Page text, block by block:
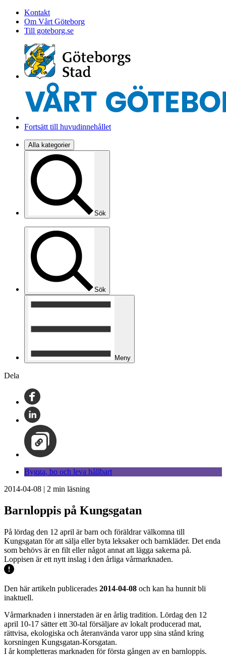
Kontakt
Om Vårt Göteborg
Till goteborg.se
Fortsätt till huvudinnehållet
Alla kategorier
Sök
Sök
Meny
Dela
Bygga, bo och leva hållbart
2014-04-08 | 2 min läsning
Barnloppis på Kungsgatan
På lördag den 12 april är barn och föräldrar välkomna till
Kungsgatan för att sälja eller byta leksaker och barnkläder. Det enda
som behövs är en filt eller något annat att lägga sakerna på.
Loppisen är ett nytt inslag i den årliga vårmarknaden.
Den här artikeln publicerades 2014-04-08 och kan ha hunnit bli
inaktuell.
Vårmarknaden i innerstaden är en årlig tradition. Lördag den 12
april 10-17 sätter ett 30-tal försäljare av lokalt producerad mat,
rättvisa, ekologiska och återanvända varor upp sina stånd kring
korsningen Kungsgatan-Korsgatan.
I år kompletteras marknaden för första gången av en barnloppis.